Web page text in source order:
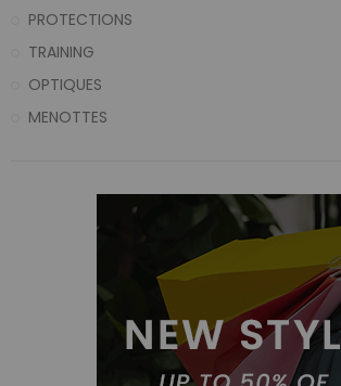
PROTECTIONS
TRAINING
OPTIQUES
MENOTTES